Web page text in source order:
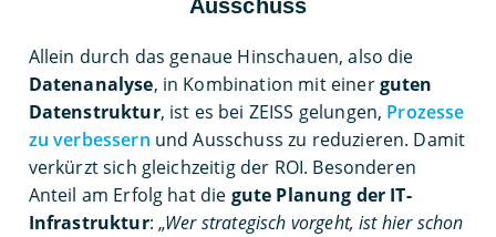
Ausschuss
Allein durch das genaue Hinschauen, also die
Datenanalyse, in Kombination mit einerguten
Datenstruktur, ist es bei ZEISS gelungen, Prozesse
zu verbessern und Ausschuss zu reduzieren. Damit
verkürzt sich gleichzeitig der ROI. Besonderen
Anteil am Erfolg hat die gute Planung der IT-
Infrastruktur: „Wer strategisch vorgeht, ist hier schon